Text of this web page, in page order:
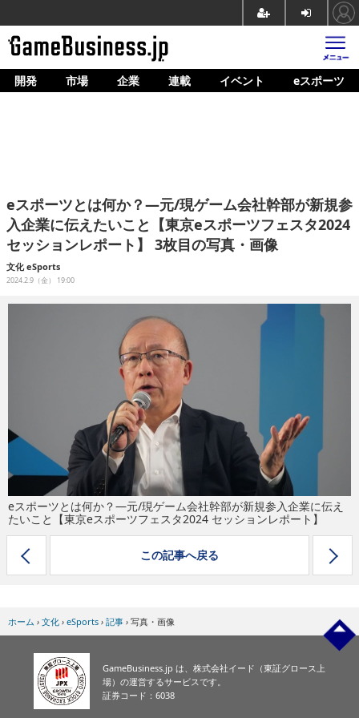
ホーム
企業動向
人材育成
産業政策
開発 市場 企業 連載 イベント eスポーツ
eスポーツとは何か？―元/現ゲーム会社幹部が新規参
入企業に伝えたいこと【東京eスポーツフェスタ2024
セッションレポート】 3枚目の写真・画像
文化 eSports
2024.2.9（金） 19:00
eスポーツとは何か？―元/現ゲーム会社幹部が新規参入企業に伝え
たいこと【東京eスポーツフェスタ2024 セッションレポート】
この記事へ戻る
ホーム › 文化 › eSports › 記事 › 写真・画像
GameBusiness.jp は、株式会社イード（東証グロース上
場）の運営するサービスです。
証券コード：6038